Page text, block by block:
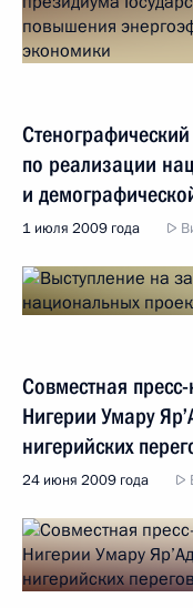
по реализации
и
1 июля 2009 года
Совместная
Нигерии Умару
нигерийских
24 июня 2009 года